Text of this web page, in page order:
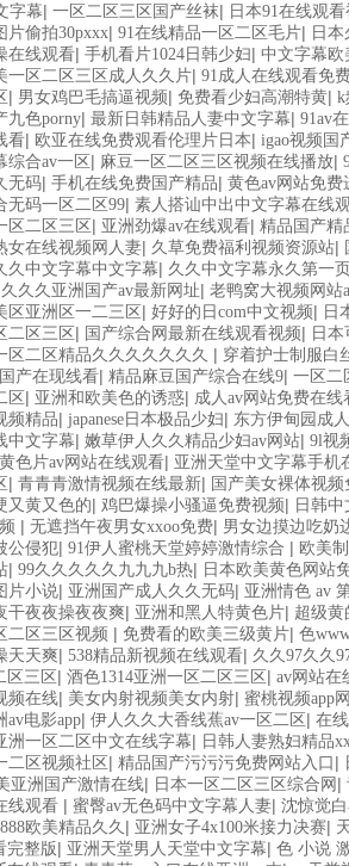
字幕| 一区二区三区国产丝袜| 日本91在线观
片偷拍30pxxx| 91在线精品一区二区毛片| 日
在线观看| 手机看片1024日韩少妇| 中文字幕欧
一区二区三区成人久久片| 91成人在线观看免
| 男女鸡巴毛搞逼视频| 免费看少妇高潮特黄| k
九色porny| 最新日韩精品人妻中文字幕| 91av
看| 欧亚在线免费观看伦理片日本| igao视频国
综合av一区| 麻豆一区二区三区视频在线播放|
无码| 手机在线免费国产精品| 黄色av网站免费
无码一区二区99| 素人搭讪中出中文字幕在线
区二区三区 | 亚洲劲爆av在线观看| 精品国产精
女在线视频网人妻| 久草免费福利视频资源站|
久中文字幕中文字幕| 久久中文字幕永久第一
久久久亚洲国产av最新网址| 老鸭窝大视频网站
区亚洲区一二三区 | 好好的日com中文视频| 日
二区三区| 国产综合网最新在线观看视频| 日
区二区精品久久久久久久久 | 穿着护士制服白
产在现线看| 精品麻豆国产综合在线9| 一区二
区 | 亚洲和欧美色的诱惑| 成人av网站免费在线
频精品| japanese日本极品少妇| 东方伊甸园成
中文字幕| 嫩草伊人久久精品少妇av网站| 9l视
黄色片av网站在线观看| 亚洲天堂中文字幕手机
| 青青青激情视频在线最新| 国产美女裸体视频
又黄又色的| 鸡巴爆操小骚逼免费视频| 日韩
| 无遮挡午夜男女xxoo免费| 男女边摸边吃奶
公侵犯| 91伊人蜜桃天堂婷婷激情综合 | 欧美
| 99久久久久久九九九b热| 日本欧美黄色网站
片小说| 亚洲国产成人久久无码| 亚洲情色 av
干夜夜操夜夜爽| 亚洲和黑人特黄色片| 超级黄
二区三区视频 | 免费看的欧美三级黄片| 色
天天爽| 538精品新视频在线观看| 久久97久久
区三区 | 酒色1314亚洲一区二区三区 | av网站在
频在线| 美女内射视频美女内射| 蜜桃视频app
av电影app| 伊人久久大香线蕉av一区二区 | 在
洲一区二区中文在线字幕| 日韩人妻熟妇精品
二区视频社区 | 精品国产污污污免费网站入口 |
亚洲国产激情在线| 日本一区二区三区综合网 |
线观看 | 蜜臀av无色码中文字幕人妻| 沈惊觉
欧美精品久久 | 亚洲女子4x100米接力决赛|
完整版 | 亚洲天堂男人天堂中文字幕| 色 小说